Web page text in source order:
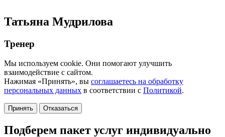
Татьяна Мудрилова
Тренер
Мы используем cookie. Они помогают улучшить
взаимодействие с сайтом.
Нажимая «Принять», вы соглашаетесь на обработку
персональных данных в соответствии с Политикой.
Принять Отказаться
Подберем пакет услуг индивидуально